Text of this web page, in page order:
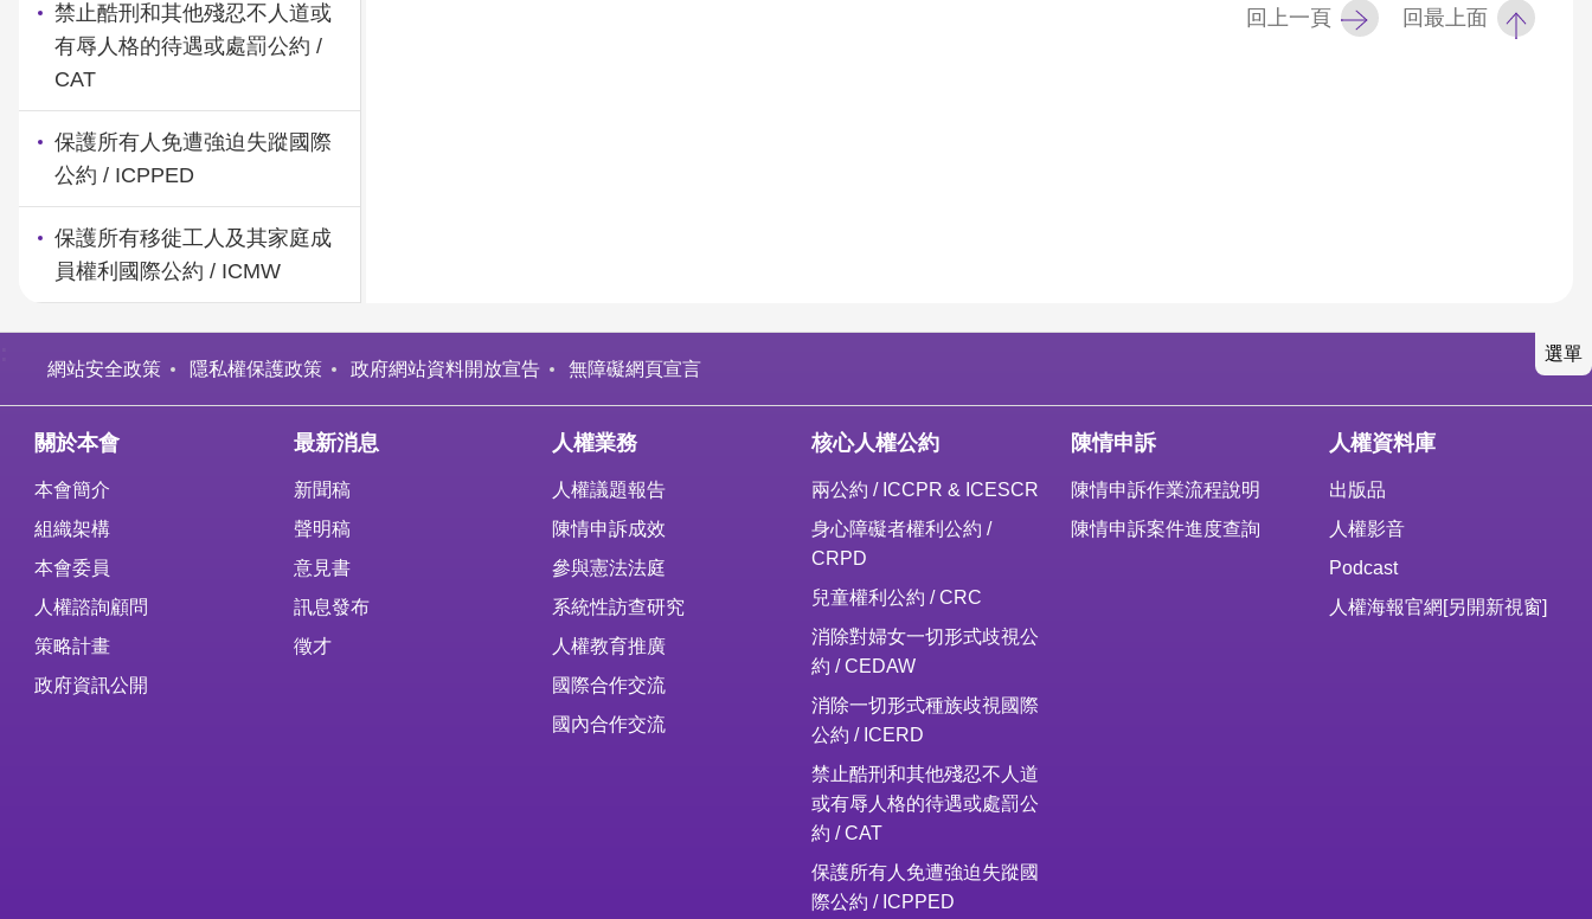
禁止酷刑和其他殘忍不人道或
有辱人格的待遇或處罰公約 /
CAT
保護所有人免遭強迫失蹤國際
公約 / ICPPED
保護所有移徙工人及其家庭成
員權利國際公約 / ICMW
回上一頁 回最上面
選單
網站安全政策 隱私權保護政策 政府網站資料開放宣告 無障礙網頁宣言
關於本會
本會簡介
組織架構
本會委員
人權諮詢顧問
策略計畫
政府資訊公開
最新消息
新聞稿
聲明稿
意見書
訊息發布
徵才
人權業務
人權議題報告
陳情申訴成效
參與憲法法庭
系統性訪查研究
人權教育推廣
國際合作交流
國內合作交流
核心人權公約
兩公約 / ICCPR & ICESCR
身心障礙者權利公約 /
CRPD
兒童權利公約 / CRC
消除對婦女一切形式歧視公
約 / CEDAW
消除一切形式種族歧視國際
公約 / ICERD
禁止酷刑和其他殘忍不人道
或有辱人格的待遇或處罰公
約 / CAT
保護所有人免遭強迫失蹤國
際公約 / ICPPED
陳情申訴
陳情申訴作業流程說明
陳情申訴案件進度查詢
人權資料庫
出版品
人權影音
Podcast
人權海報官網[另開新視窗]